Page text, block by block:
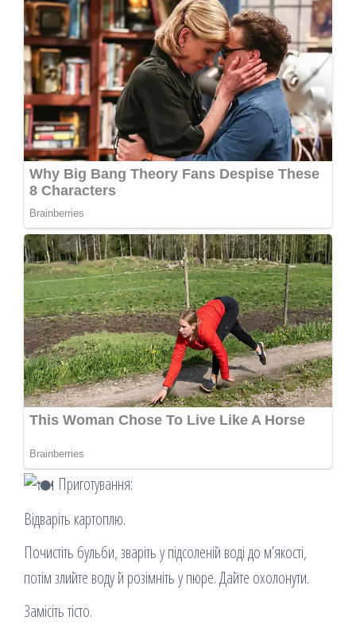
Приготування:
Відваріть картоплю.
Почистіть бульби, зваріть у підсоленій воді до м’якості,
потім злийте воду й розімніть у пюре. Дайте охолонути.
Замісіть тісто.